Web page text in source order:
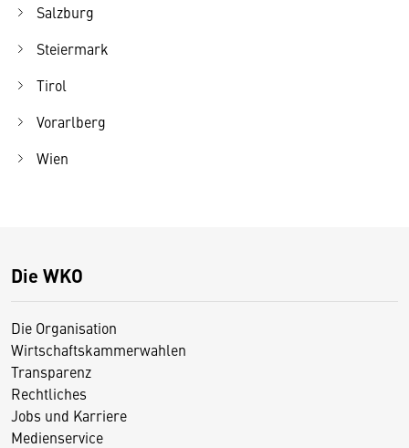
Salzburg
Steiermark
Tirol
Vorarlberg
Wien
Die WKO
Die Organisation
Wirtschaftskammerwahlen
Transparenz
Rechtliches
Jobs und Karriere
Medienservice